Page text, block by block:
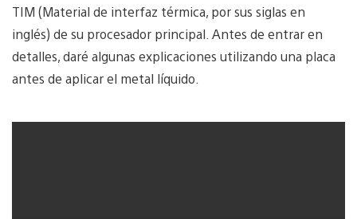
TIM (Material de interfaz térmica, por sus siglas en
inglés) de su procesador principal. Antes de entrar en
detalles, daré algunas explicaciones utilizando una placa
antes de aplicar el metal líquido.